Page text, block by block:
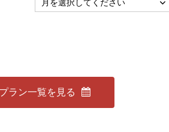
ラン一覧を見る